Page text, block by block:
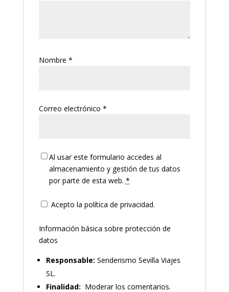
Nombre *
Correo electrónico *
Al usar este formulario accedes al
almacenamiento y gestión de tus datos
por parte de esta web. *
Acepto la política de privacidad.
Información básica sobre protección de
datos
Responsable: Senderismo Sevilla Viajes
SL.
Finalidad: Moderar los comentarios.